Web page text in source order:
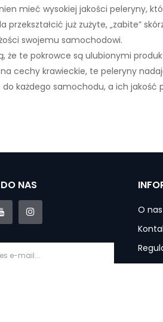
mieć wysokiej jakości peleryny,
już zużyte, „zabite”
swojemu samochodowi.
że te pokrowce są ulubionymi
cechy krawieckie, te peleryny
każdego samochodu, a ich jakość
NAS
O nas